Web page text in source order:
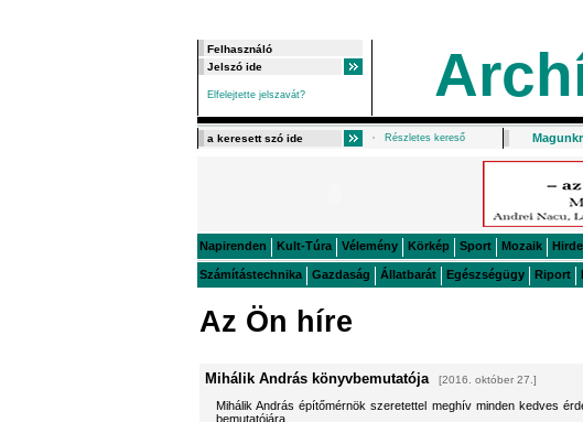
Elfelejtette jelszavát?
Részletes kereső
Napirenden Kult-Túra Vélemény Körkép Sport Mozaik
Számítástechnika Gazdaság Állatbarát Egészségügy Riport
Az Ön híre
Mihálik András könyvbemutatója [2016. október 27.]
Mihálik András építőmérnök szeretettel meghív minden kedves
bemutatójára.